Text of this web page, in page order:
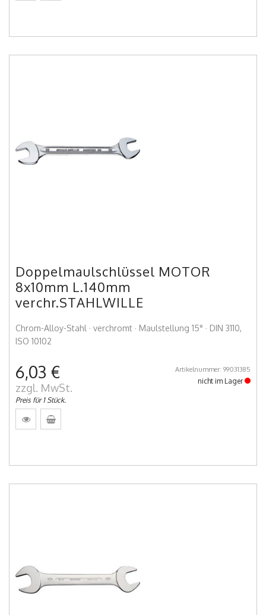
Doppelmaulschlüssel MOTOR
8x10mm L.140mm
verchr.STAHLWILLE
Chrom-Alloy-Stahl · verchromt · Maulstellung 15° · DIN 3110,
ISO 10102
6,03 €
zzgl. MwSt.
Preis für 1 Stück.
Artikelnummer: 99031385
nicht im Lager